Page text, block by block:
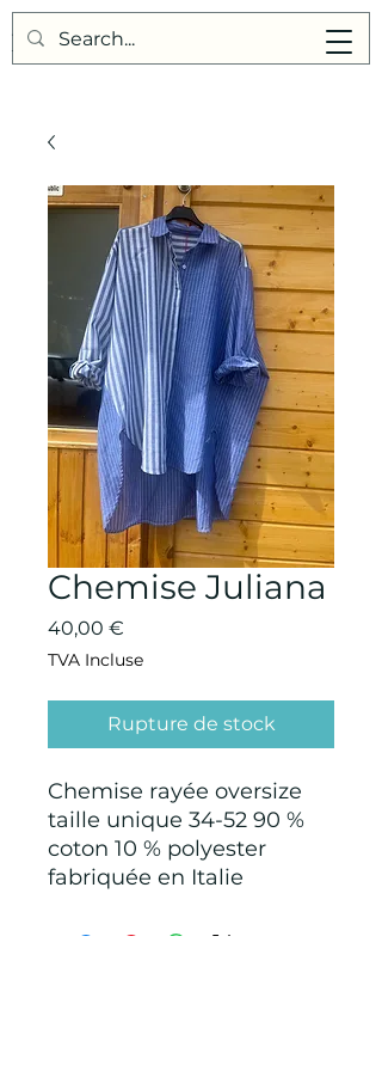
Points de Suture
Chemise Juliana
40,00 €
TVA Incluse
Rupture de stock
Chemise rayée oversize
taille unique 34-52 90 %
coton 10 % polyester
fabriquée en Italie